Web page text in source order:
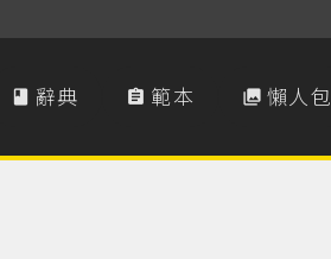
 辭典  範本  懶人包